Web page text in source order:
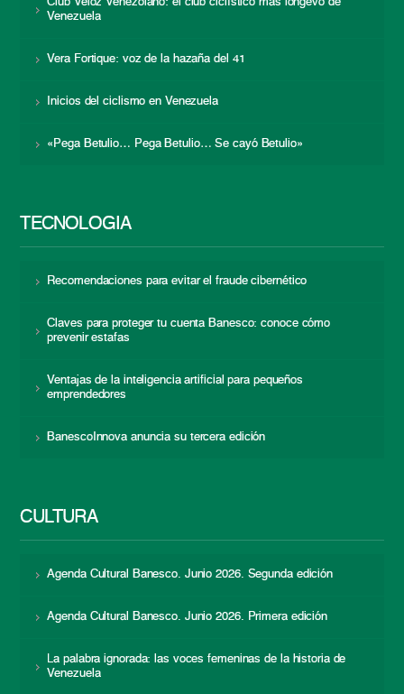
Venezuela
Vera Fortique: voz de la hazaña del 41
Inicios del ciclismo en Venezuela
«Pega Betulio… Pega Betulio… Se cayó Betulio»
TECNOLOGÍA
Recomendaciones para evitar el fraude cibernético
Claves para proteger tu cuenta Banesco: conoce cómo
prevenir estafas
Ventajas de la inteligencia artificial para pequeños
emprendedores
BanescoInnova anuncia su tercera edición
CULTURA
Agenda Cultural Banesco. Junio 2026. Segunda edición
Agenda Cultural Banesco. Junio 2026. Primera edición
La palabra ignorada: las voces femeninas de la historia de
Venezuela